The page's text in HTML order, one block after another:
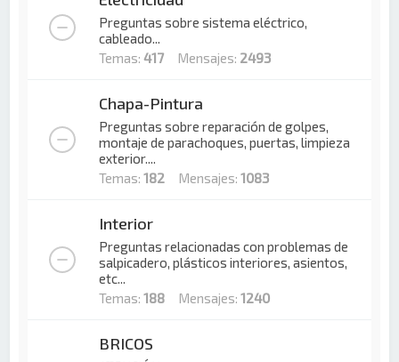
Preguntas sobre sistema eléctrico,
cableado...
Temas:417 Mensajes: 2493
Chapa-Pintura
Preguntas sobre reparación de golpes,
montaje de parachoques, puertas, limpieza
exterior....
Temas:182 Mensajes:1083
Interior
Preguntas relacionadas con problemas de
salpicadero, plásticos interiores, asientos,
etc...
Temas:188 Mensajes:1240
BRICOS